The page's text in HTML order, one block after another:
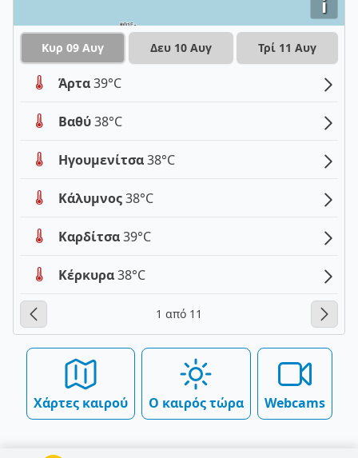
i
Κυρ 09 Αυγ Δευ 10 Αυγ Τρί 11 Αυγ
Άρτα39°C
Βαθύ38°C
Ηγουμενίτσα38°C
Κάλυμνος38°C
Καρδίτσα39°C
Κέρκυρα38°C
1 από 11
Χάρτες καιρού Ο καιρός τώρα Webcams